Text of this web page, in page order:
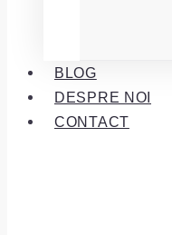
BLOG
DESPRE NOI
CONTACT